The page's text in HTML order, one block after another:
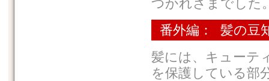
つかれさまでした
番外編： 髪の豆
髪には、キューテ
を保護している部